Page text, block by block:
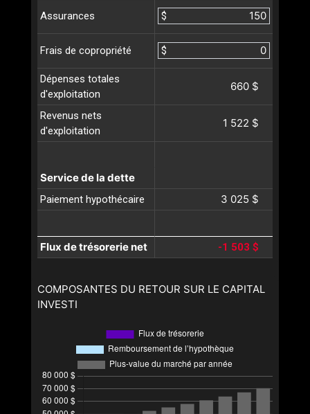
Assurances $
Frais de copropriété $
Dépenses totales
d'exploitation
660 $
Revenus nets
d'exploitation
1 522 $
Service de la dette
Paiement hypothécaire 3 025 $
Flux de trésorerie net -1 503 $
COMPOSANTES DU RETOUR SUR LE CAPITAL
INVESTI